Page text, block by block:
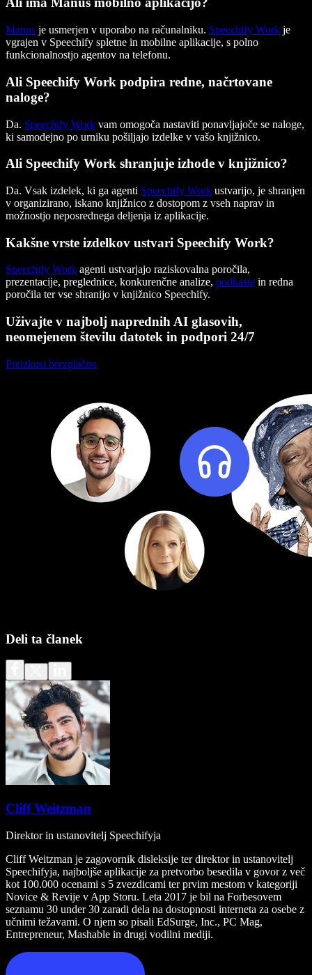
Manus je usmerjen v uporabo na računalniku. Speechify Work je
vgrajen v Speechify spletne in mobilne aplikacije, s polno
funkcionalnostjo agentov na telefonu.
Ali Speechify Work podpira redne, načrtovane
naloge?
Da. Speechify Work vam omogoča nastaviti ponavljajoče se naloge,
ki samodejno po urniku pošiljajo izdelke v vašo knjižnico.
Ali Speechify Work shranjuje izhode v knjižnico?
Da. Vsak izdelek, ki ga agenti Speechify Work ustvarijo, je shranjen
v organizirano, iskano knjižnico z dostopom z vseh naprav in
možnostjo neposrednega deljenja iz aplikacije.
Kakšne vrste izdelkov ustvari Speechify Work?
Speechify Work agenti ustvarjajo raziskovalna poročila,
prezentacije, preglednice, konkurenčne analize, podkaste in redna
poročila ter vse shranijo v knjižnico Speechify.
Uživajte v najbolj naprednih AI glasovih,
neomejenem številu datotek in podpori 24/7
Preizkusi brezplačno
Deli ta članek
Cliff Weitzman
Direktor in ustanovitelj Speechifyja
Cliff Weitzman je zagovornik disleksije ter direktor in ustanovitelj
Speechifyja, najboljše aplikacije za pretvorbo besedila v govor z več
kot 100.000 ocenami s 5 zvezdicami ter prvim mestom v kategoriji
Novice & Revije v App Storu. Leta 2017 je bil na Forbesovem
seznamu 30 under 30 zaradi dela na dostopnosti interneta za osebe z
učnimi težavami. O njem so pisali EdSurge, Inc., PC Mag,
Entrepreneur, Mashable in drugi vodilni mediji.